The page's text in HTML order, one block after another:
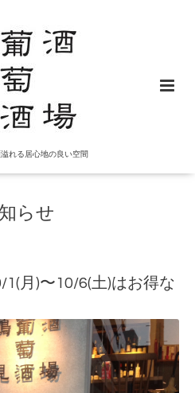
れる居心地の良い空間
らせ
月)〜10/6(土)はお得な